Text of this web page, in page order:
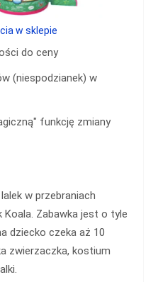
do ceny
(niespodzianek) w
funkcję zmiany
w przebraniach
Zabawka jest o tyle
dziecko czeka aż 10
zwierzaczka, kostium
w sklepie